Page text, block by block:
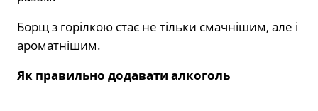
Борщ з горілкою стає не тільки смачнішим, але і
ароматнішим.
Як правильно додавати алкоголь